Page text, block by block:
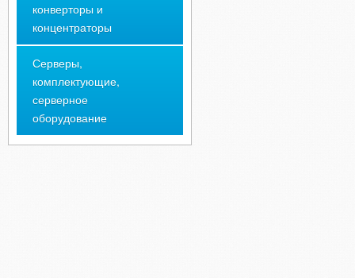
конверторы и
концентраторы
Серверы,
комплектующие,
серверное
оборудование